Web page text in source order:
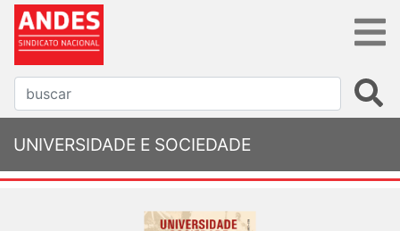
UNIVERSIDADE E SOCIEDADE